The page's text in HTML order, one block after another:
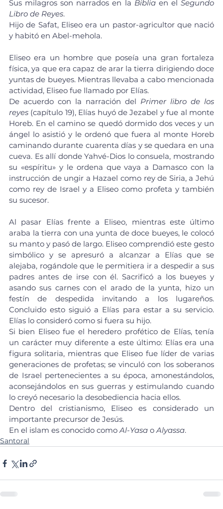
Sus milagros son narrados en la Biblia en el Segundo
Libro de Reyes.
Hijo de Safat, Eliseo era un pastor-agricultor que nació
y habitó en Abel-mehola.
Eliseo era un hombre que poseía una gran fortaleza
física, ya que era capaz de arar la tierra dirigiendo doce
yuntas de bueyes. Mientras llevaba a cabo mencionada
actividad, Eliseo fue llamado por Elías.
De acuerdo con la narración del Primer libro de los
reyes (capítulo 19), Elías huyó de Jezabel y fue al monte
ángel lo asistió y le ordenó que fuera al monte Horeb
caminando durante cuarenta días y se quedara en una
cueva. Es allí donde Yahvé-Dios lo consuela, mostrando
su «espíritu» y le ordena que vaya a Damasco con la
instrucción de ungir a Hazael como rey de Siria, a Jehú
como rey de Israel y a Eliseo como profeta y también
su sucesor.
Al pasar Elías frente a Eliseo, mientras este último
araba la tierra con una yunta de doce bueyes, le colocó
su manto y pasó de largo. Eliseo comprendió este gesto
simbólico y se apresuró a alcanzar a Elías que se
alejaba, rogándole que le permitiera ir a despedir a sus
padres antes de irse con él. Sacrificó a los bueyes y
asando sus carnes con el arado de la yunta, hizo un
festín de despedida invitando a los lugareños.
Concluido esto siguió a Elías para estar a su servicio.
Elías lo consideró como si fuera su hijo.
Si bien Eliseo fue el heredero profético de Elías, tenía
un carácter muy diferente a este último: Elías era una
figura solitaria, mientras que Eliseo fue líder de varias
generaciones de profetas; se vinculó con los soberanos
de Israel pertenecientes a su época, amonestándolos,
aconsejándolos en sus guerras y estimulando cuando
lo creyó necesario la desobediencia hacia ellos.
Dentro del cristianismo, Eliseo es considerado un
importante precursor de Jesús.
En el islam es conocido como Al-Yasa o Alyassa.
Santoral